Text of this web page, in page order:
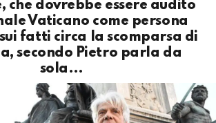
che dovrebbe essere audito
Vaticano come persona
fatti circa la scomparsa di
secondo Pietro parla da
sola…